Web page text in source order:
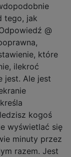
tego, jak
@
które
ilekroć
jest. Ale jest
kogoś
wyświetlać się
minuty przez
razem. Jest